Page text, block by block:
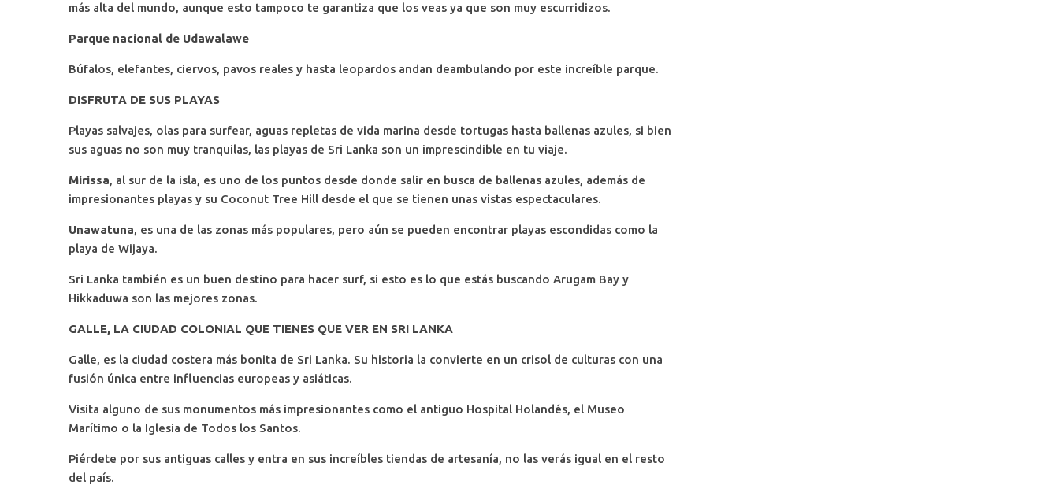
más alta del mundo, aunque esto tampoco te garantiza que los veas ya que son muy escurridizos.
Parque nacional de Udawalawe
Búfalos, elefantes, ciervos, pavos reales y hasta leopardos andan deambulando por este increíble parque.
DISFRUTA DE SUS PLAYAS
Playas salvajes, olas para surfear, aguas repletas de vida marina desde tortugas hasta ballenas azules, si bien
sus aguas no son muy tranquilas, las playas de Sri Lanka son un imprescindible en tu viaje.
Mirissa, al sur de la isla, es uno de los puntos desde donde salir en busca de ballenas azules, además de
impresionantes playas y su Coconut Tree Hill desde el que se tienen unas vistas espectaculares.
Unawatuna, es una de las zonas más populares, pero aún se pueden encontrar playas escondidas como la
playa de Wijaya.
Sri Lanka también es un buen destino para hacer surf, si esto es lo que estás buscando Arugam Bay y
Hikkaduwa son las mejores zonas.
GALLE, LA CIUDAD COLONIAL QUE TIENES QUE VER EN SRI LANKA
Galle, es la ciudad costera más bonita de Sri Lanka. Su historia la convierte en un crisol de culturas con una
fusión única entre influencias europeas y asiáticas.
Visita alguno de sus monumentos más impresionantes como el antiguo Hospital Holandés, el Museo
Marítimo o la Iglesia de Todos los Santos.
Piérdete por sus antiguas calles y entra en sus increíbles tiendas de artesanía, no las verás igual en el resto
del país.